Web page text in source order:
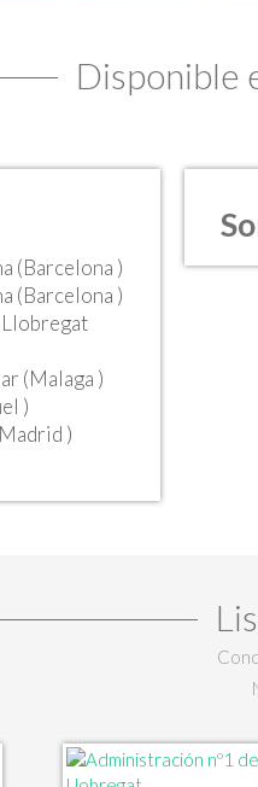
Disponible
(Barcelona )
(Barcelona )
Llobregat
(Malaga )
)
)